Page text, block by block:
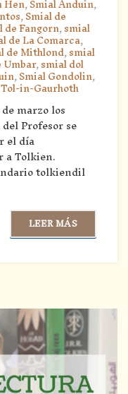
Hen,Smial Anduin,
,Smial de
de Fangorn,smial
de La Comarca,
de Mithlond,smial
Umbar,smial dol
,Smial Gondolin,
in-Gaurhoth
marzo los
Profesor se
el día
Tolkien.
tolkiendil
LEER MÁS